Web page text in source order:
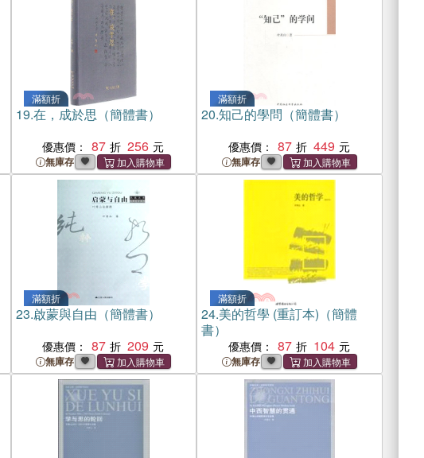
滿額折
19.在，成於思（簡體書）
優惠價： 87 256
無庫存
滿額折
20.知己的學問（簡體書）
優惠價： 87 449
無庫存
滿額折
23.啟蒙與自由（簡體書）
優惠價： 87 209
無庫存
滿額折
24.美的哲學 (重訂本)（簡體
書）
優惠價： 87 104
無庫存